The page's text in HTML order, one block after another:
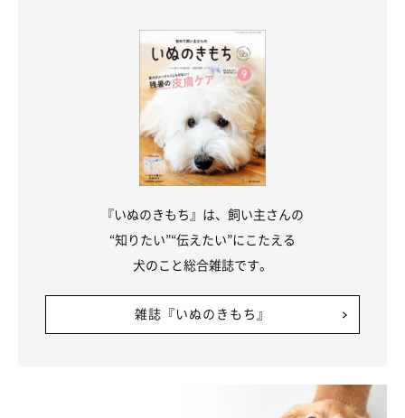
は？
『いぬのきもち』は、飼い主さんの
“知りたい”“伝えたい”にこたえる
犬のこと総合雑誌です。
雑誌『いぬのきもち』